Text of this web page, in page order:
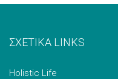
ΣΧΕΤΙΚΑ LINKS
Holistic Life